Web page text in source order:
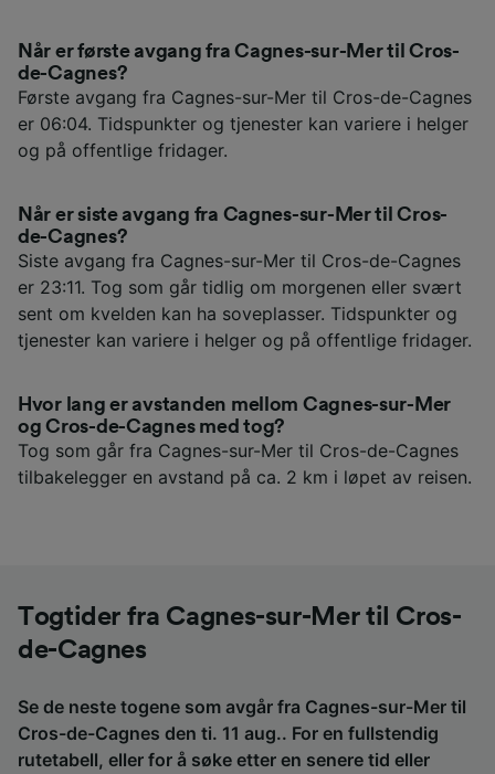
Når er første avgang fra Cagnes-sur-Mer til Cros-
de-Cagnes?
Første avgang fra Cagnes-sur-Mer til Cros-de-Cagnes
er 06:04. Tidspunkter og tjenester kan variere i helger
og på offentlige fridager.
Når er siste avgang fra Cagnes-sur-Mer til Cros-
de-Cagnes?
Siste avgang fra Cagnes-sur-Mer til Cros-de-Cagnes
er 23:11. Tog som går tidlig om morgenen eller svært
sent om kvelden kan ha soveplasser. Tidspunkter og
tjenester kan variere i helger og på offentlige fridager.
Hvor lang er avstanden mellom Cagnes-sur-Mer
og Cros-de-Cagnes med tog?
Tog som går fra Cagnes-sur-Mer til Cros-de-Cagnes
tilbakelegger en avstand på ca. 2 km i løpet av reisen.
Togtider fra Cagnes-sur-Mer til Cros-
de-Cagnes
Se de neste togene som avgår fra Cagnes-sur-Mer til
Cros-de-Cagnes den ti. 11 aug.. For en fullstendig
rutetabell, eller for å søke etter en senere tid eller